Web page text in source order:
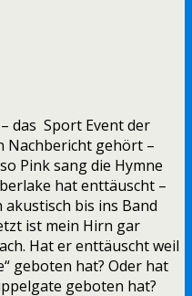
das Sport Event der
Nachbericht gehört –
Pink sang die Hymne
hat enttäuscht –
akustisch bis ins Band
ist mein Hirn gar
Hat er enttäuscht weil
geboten hat? Oder hat
geboten hat?